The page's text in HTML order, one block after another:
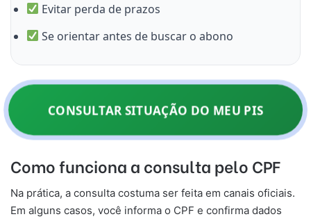
Evitar perda de prazos
Se orientar antes de buscar o abono
CONSULTAR SITUAÇÃO DO MEU PIS
Como funciona a consulta pelo CPF
Na prática, a consulta costuma ser feita em canais oficiais.
Em alguns casos, você informa o CPF e confirma dados